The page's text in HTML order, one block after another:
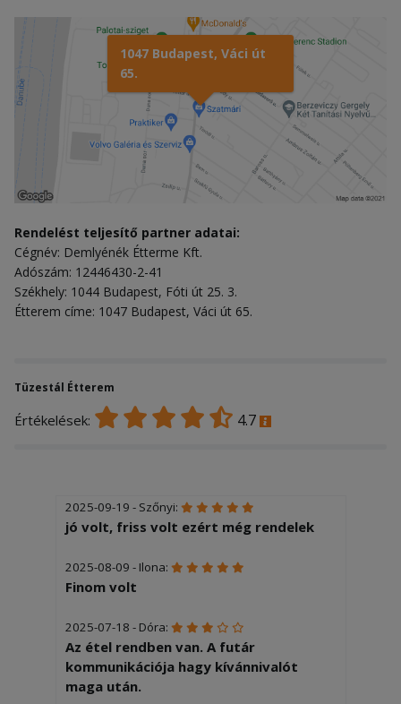
1047 Budapest, Váci út
65.
Rendelést teljesítő partner adatai:
Cégnév: Demlyénék Étterme Kft.
Adószám: 12446430-2-41
Székhely: 1044 Budapest, Fóti út 25. 3.
Étterem címe: 1047 Budapest, Váci út 65.
Tüzestál Étterem
Értékelések: 4.7
2025-09-19 - Szőnyi:
jó volt, friss volt ezért még rendelek
2025-08-09 - Ilona:
Finom volt
2025-07-18 - Dóra:
Az étel rendben van. A futár
kommunikációja hagy kívánnivalót
maga után.